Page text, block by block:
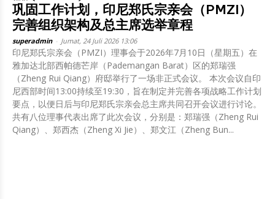
巩固工作计划，印尼郑氏宗亲会（PMZI）
完善组织架构及总主席选举章程
superadmin Jumat, 24 Juli 2026 13:06
印尼郑氏宗亲会（PMZI）理事会于2026年7月10日（星期五）在
雅加达北部西帕德芒岸（Pademangan Barat）区的郑瑞强
（Zheng Rui Qiang）府邸举行了一场非正式会议。 本次会议自印
尼西部时间13:00持续至19:30，旨在制定并完善各项战略工作计划
要点，以便日后与印尼郑氏宗亲会总主席共同召开会议进行讨论。
共有八位理事代表出席了此次会议，分别是：郑瑞强（Zheng Rui
Qiang）、郑西杰（Zheng Xi Jie）、郑文江（Zheng Bun...